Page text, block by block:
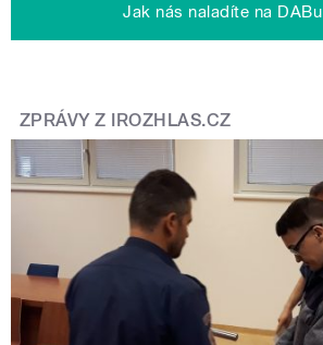
Jak nás naladíte na DABu
ZPRÁVY Z IROZHLAS.CZ